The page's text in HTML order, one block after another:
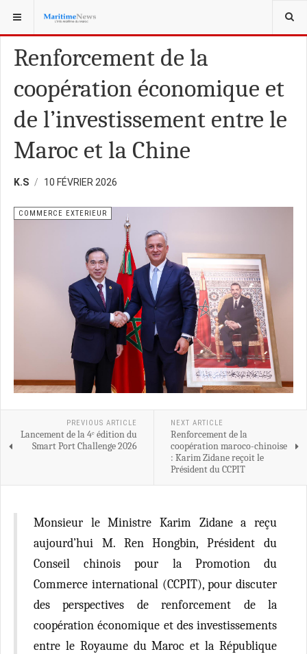
VOUS ÊTES ICI :
Renforcement de la
coopération économique et
de l’investissement entre le
Maroc et la Chine
K.S 10 FÉVRIER 2026
COMMERCE EXTERIEUR
PREVIOUS ARTICLE
Lancement de la 4ᵉ édition du
Smart Port Challenge 2026
NEXT ARTICLE
Renforcement de la
coopération maroco-chinoise
: Karim Zidane reçoit le
Président du CCPIT
Monsieur le Ministre Karim Zidane a reçu
aujourd’hui M. Ren Hongbin, Président du
Conseil chinois pour la Promotion du
Commerce international (CCPIT), pour discuter
des perspectives de renforcement de la
coopération économique et des investissements
entre le Royaume du Maroc et la République